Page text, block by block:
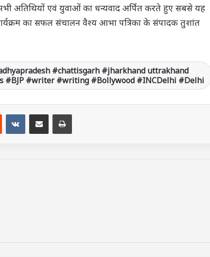
अतिथियों एवं युवाओं का धन्यवाद अर्पित करते हुए सबसे यह
का सफल संचालन वैश्य आभा पत्रिका के संपादक तुशांत
#chattisgarh #jharkhand uttrakhand
#BJP #writer #writing #Bollywood #INCDelhi #Delhi
VKontakte